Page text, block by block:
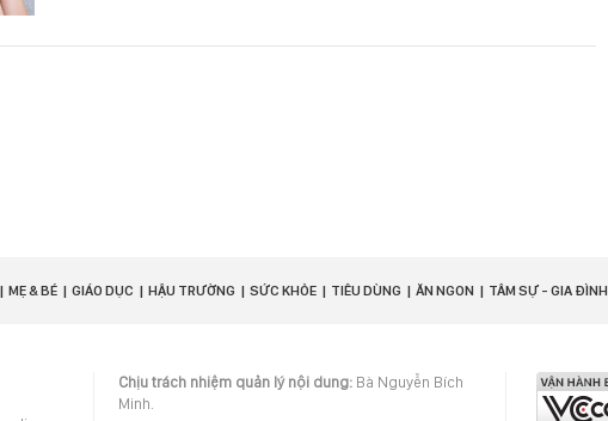
MẸ & BÉ GIÁO DỤC HẬU TRƯỜNG SỨC KHỎE TIÊU DÙNG ĂN NGON TÂM SỰ - GIA ĐÌNH
Chịu trách nhiệm quản lý nội dung: Bà Nguyễn Bích
Minh.